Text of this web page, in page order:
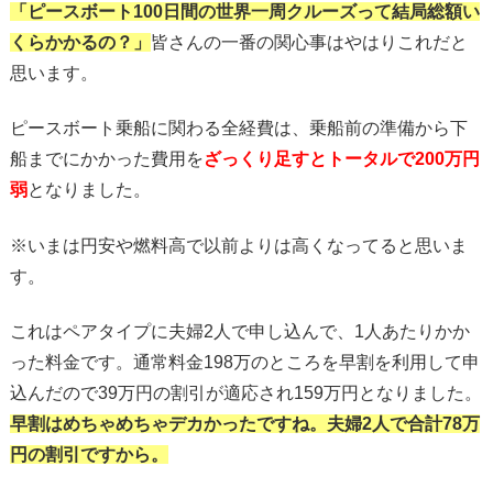
「ピースボート100日間の世界一周クルーズって結局総額い
くらかかるの？」 皆さんの一番の関心事はやはりこれだと
思います。
ピースボート乗船に関わる全経費は、乗船前の準備から下
船までにかかった費用をざっくり足すとトータルで200万円
弱となりました。
※いまは円安や燃料高で以前よりは高くなってると思いま
す。
これはペアタイプに夫婦2人で申し込んで、1人あたりかか
った料金です。通常料金198万のところを早割を利用して申
込んだので39万円の割引が適応され159万円となりました。
早割はめちゃめちゃデカかったですね。夫婦2人で合計78万
円の割引ですから。